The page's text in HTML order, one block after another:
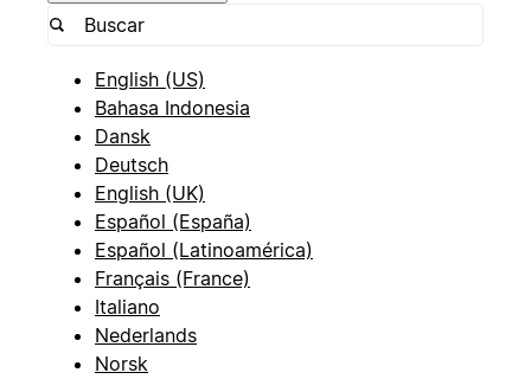
English (US)
Bahasa Indonesia
Dansk
Deutsch
English (UK)
Español (España)
Español (Latinoamérica)
Français (France)
Italiano
Nederlands
Norsk